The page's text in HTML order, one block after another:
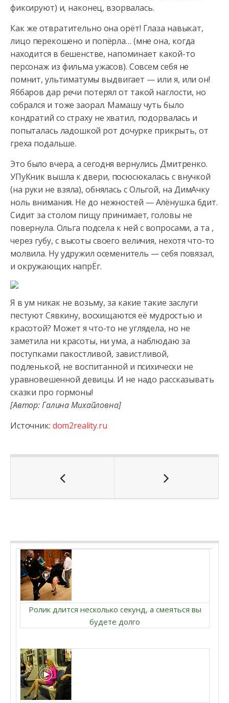
фиксируют) и, наконец, взорвалась.
Как же отвратительно она орёт! Глаза навыкат,
лицо перекошено и попёрла… (мне она, когда
находится в бешенстве, напоминает какой-то
персонаж из фильма ужасов). Совсем себя не
помнит, ультиматумы выдвигает — или я, или он!
Яббаров дар речи потерял от такой наглости, но
собрался и тоже заорал. Мамашу чуть было
кондратий со страху не хватил, подорвалась и
попыталась ладошкой рот дочурке прикрыть, от
греха подальше.
Это было вчера, а сегодня вернулись Дмитренко.
УПуКник вышла к двери, посюсюкалась с внучкой
(на руки не взяла), обнялась с Ольгой, на ДимАчку
ноль внимания. Не до нежностей — Алёнушка бдит.
Сидит за столом пищу принимает, головы не
повернула. Ольга подсела к ней с вопросами, а та ,
через губу, с высоты своего величия, нехотя что-то
молвила. Ну удружил осеменитель — себя повязал,
и окружающих напрЁг.
Я в ум никак не возьму, за какие такие заслуги
пестуют Сявкину, восхищаются её мудростью и
красотой? Может я что-то не углядела, но не
заметила ни красоты, ни ума, а наблюдаю за
поступками пакостливой, завистливой,
подленькой, не воспитанной и психически не
уравновешенной девицы. И не надо рассказывать
сказки про гормоны!
[Автор: Галина Михайловна]
Источник: dom2reality.ru
Ролик длится несколько секунд, а смеяться вы
будете долго